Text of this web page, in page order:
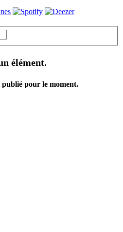
élément.
publié pour le moment.